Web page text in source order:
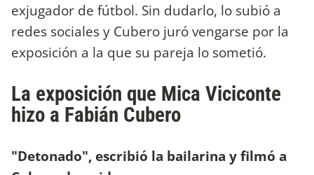
exjugador de fútbol. Sin dudarlo, lo subió a
redes sociales y Cubero juró vengarse por la
exposición a la que su pareja lo sometió.
La exposición que Mica Viciconte
hizo a Fabián Cubero
"Detonado", escribió la bailarina y filmó a